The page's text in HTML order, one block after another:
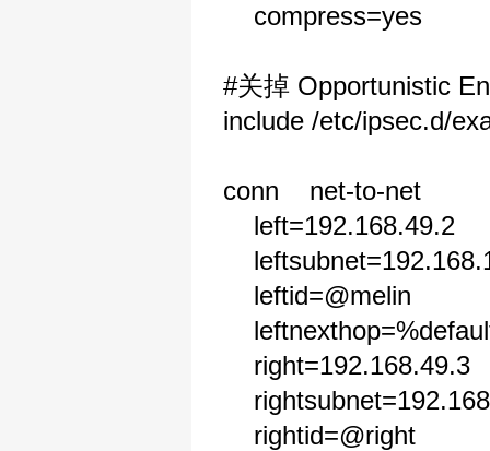
compress=yes
#关掉 Opportunistic
include /etc/ipsec.d/
conn net-to-net
left=192.168.49.2
leftid=@melin
right=192.168.49.3
rightid=@right